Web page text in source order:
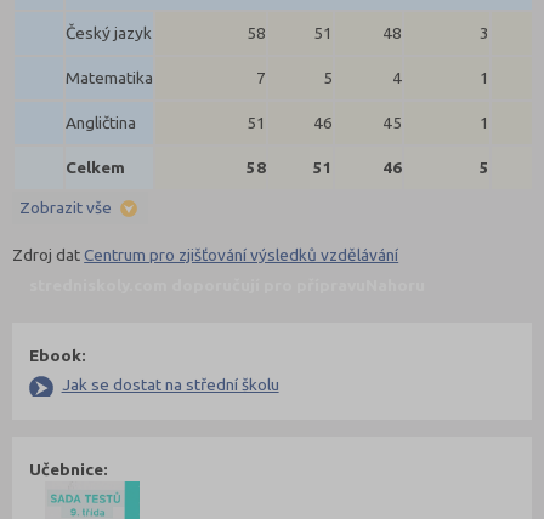
Český jazyk 58 51 48 3
Matematika 7 5 4 1
Angličtina 51 46 45 1
Celkem 58 51 46 5
Zobrazit vše
Zdroj datCentrum pro zjišťování výsledků vzdělávání
Ebook:
Jak se dostat na střední školu
Učebnice: